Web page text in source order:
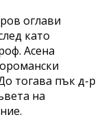
оглави
като
Асена
тогава пък д-р
на